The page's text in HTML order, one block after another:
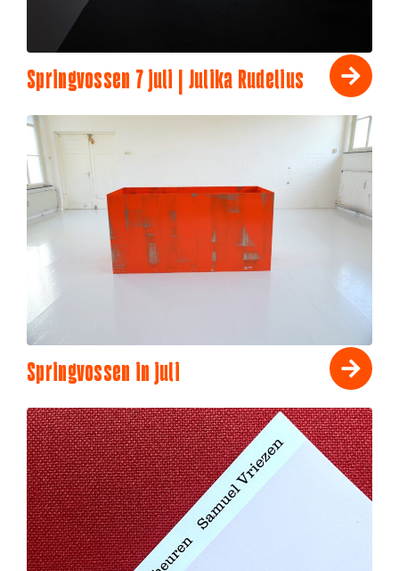
Springvossen 7 juli | Julika Rudelius
Springvossen in juli